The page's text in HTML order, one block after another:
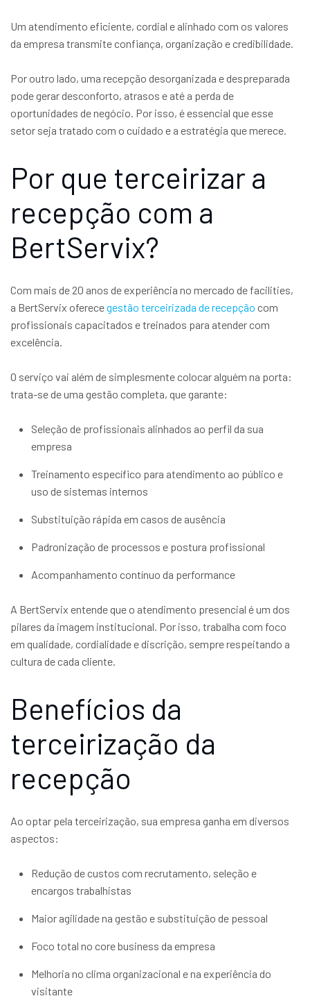
Um atendimento eficiente, cordial e alinhado com os valores
da empresa transmite confiança, organização e credibilidade.
Por outro lado, uma recepção desorganizada e despreparada
pode gerar desconforto, atrasos e até a perda de
oportunidades de negócio. Por isso, é essencial que esse
setor seja tratado com o cuidado e a estratégia que merece.
Por que terceirizar a
recepção com a
BertServix?
Com mais de 20 anos de experiência no mercado de facilities,
a BertServix oferecegestão terceirizada de recepção com
profissionais capacitados e treinados para atender com
excelência.
O serviço vai além de simplesmente colocar alguém na porta:
trata-se de uma gestão completa, que garante:
Seleção de profissionais alinhados ao perfil da sua
empresa
Treinamento específico para atendimento ao público e
uso de sistemas internos
Substituição rápida em casos de ausência
Padronização de processos e postura profissional
Acompanhamento contínuo da performance
A BertServix entende que o atendimento presencial é um dos
pilares da imagem institucional. Por isso, trabalha com foco
em qualidade, cordialidade e discrição, sempre respeitando a
cultura de cada cliente.
Benefícios da
terceirização da
recepção
Ao optar pela terceirização, sua empresa ganha em diversos
aspectos:
Redução de custos com recrutamento, seleção e
encargos trabalhistas
Maior agilidade na gestão e substituição de pessoal
Foco total no core business da empresa
Melhoria no clima organizacional e na experiência do
visitante